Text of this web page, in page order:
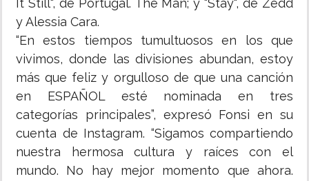
It Still", de Portugal. The Man; y "Stay", de Zedd
y Alessia Cara.
“En estos tiempos tumultuosos en los que
vivimos, donde las divisiones abundan, estoy
más que feliz y orgulloso de que una canción
en ESPAÑOL esté nominada en tres
categorías principales”, expresó Fonsi en su
cuenta de Instagram. “Sigamos compartiendo
nuestra hermosa cultura y raíces con el
mundo. No hay mejor momento que ahora.